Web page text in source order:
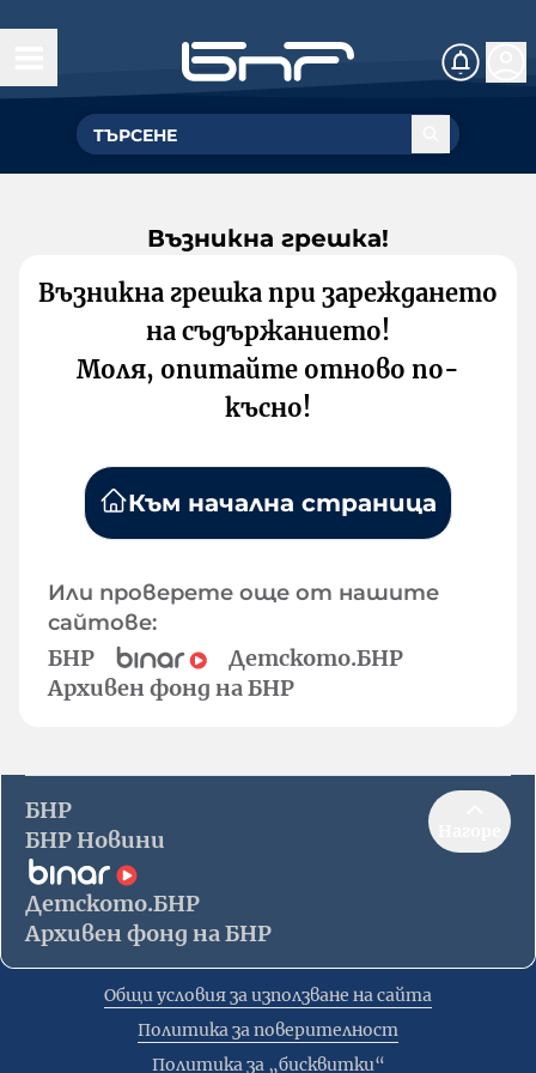
Възникна грешка!
Възникна грешка при зареждането
на съдържанието!
Моля, опитайте отново по-
късно!
Към начална страница
Или проверете още от нашите
сайтове:
БНР
Детското.БНР
Архивен фонд на БНР
БНР
БНР Новини
Детското.БНР
Архивен фонд на БНР
Общи условия за използване на сайта
Политика за поверителност
Политика за „бисквитки“